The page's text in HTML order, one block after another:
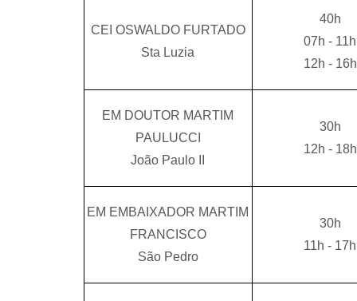
CEI OSWALDO FURTADO
Sta Luzia
40h
07h - 11h
12h - 16h
EM DOUTOR MARTIM
PAULUCCI
João Paulo II
30h
12h - 18h
EM EMBAIXADOR MARTIM
FRANCISCO
São Pedro
30h
11h - 17h